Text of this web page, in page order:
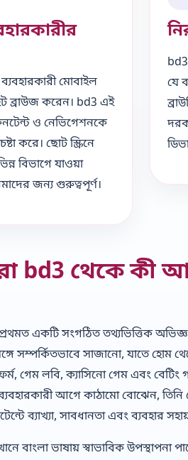
মোবাইল
ব্রাউজ করেন। bd3 এই
ও নেভিগেশনকে
করে। ছোট স্ক্রিনে
বিভাগে যাওয়া
জন্য গুরুত্বপূর্ণ।
যে
bd3 থেকে কী
একটি সংগঠিত তথ্যভিত্তিক
সম্পর্কিতভাবে সাজানো, যাতে
গেম লবি, ক্যাসিনো গেম এবং
আগে কাঠামো বোঝেন, তিনি
ব্যাখ্যা, সাবধানতা এবং ব্যবহার
বাংলা ভাষায় স্বাভাবিক